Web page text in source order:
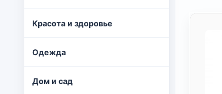
Красота и здоровье
Одежда
Дом и сад